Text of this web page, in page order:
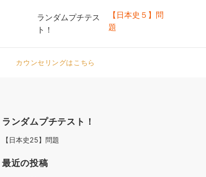
ランダムプチテス
ト！
【日本史５】問
題
カウンセリングはこちら
ランダムプチテスト！
【日本史25】問題
最近の投稿